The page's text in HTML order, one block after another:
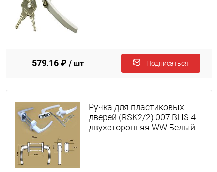
579.16 ₽ / шт Подписаться
Ручка для пластиковых
дверей (RSK2/2) 007 BHS 4
двухсторонняя WW Белый